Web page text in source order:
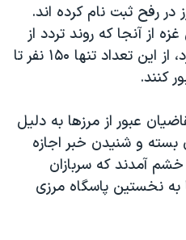
ایران
صلح
در رفح ثبت نام کرده اند.
از آنجا که روند تردد از
مرزها به کندی انجام می گيرد، از اين تعداد تنها ۱۵۰ نفر تا
کنند.
عبور از مرزها به دليل
بسته و شنيدن خبر اجازه
به خشم آمدند که سربازان
به نخستين پاسگاه مرزی